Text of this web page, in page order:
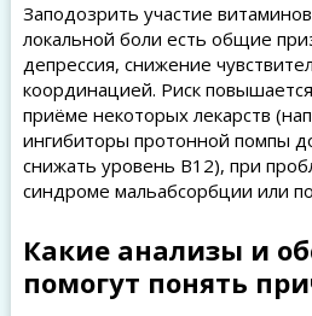
Заподозрить участие
локальной боли есть общие
депрессия, снижение
координацией. Риск
приёме некоторых лекарств
ингибиторы протонной помпы
снижать уровень B12), при
синдроме мальабсорбции или
Какие анализы и
помогут понять